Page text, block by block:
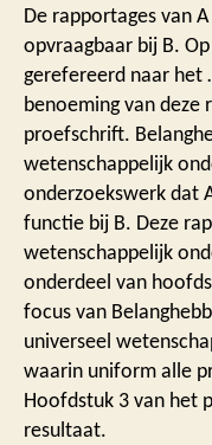
De rapportages van
opvraagbaar bij B.
gerefereerd naar
benoeming van
proefschrift.
wetenschappelijk
onderzoekswerk dat
functie bij B. Deze
wetenschappelijk
onderdeel van
focus van
universeel
waarin uniform alle
Hoofdstuk 3 van het
resultaat.